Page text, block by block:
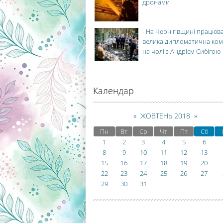
дронами
- На Чернігівщині
велика дипломатична
на чолі з Андрієм Сибігою
Календар
« ЖОВТЕНЬ 2018 »
Пн Вт Ср Чт Пт Сб
1
2 3 4 5 6
8
9 10 11 12 13
15
16 17 18 19 20
22
23 24 25 26 27
29
30 31